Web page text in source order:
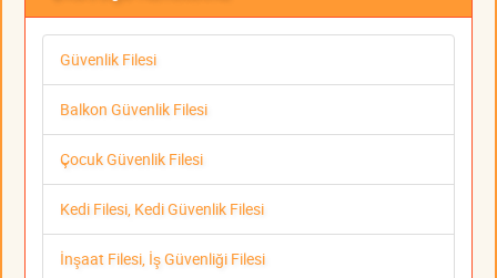
Güvenlik Filesi
Balkon Güvenlik Filesi
Çocuk Güvenlik Filesi
Kedi Filesi, Kedi Güvenlik Filesi
İnşaat Filesi, İş Güvenliği Filesi